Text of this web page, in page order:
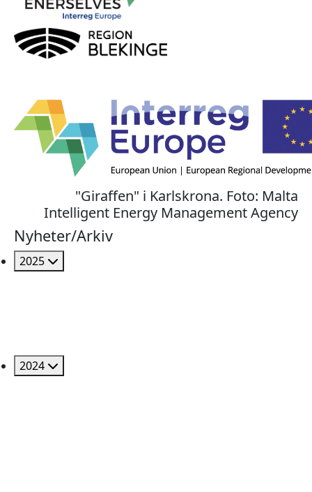
"Giraffen" i Karlskrona. Foto: Malta
Intelligent Energy Management Agency
Nyheter/Arkiv
2025
2024